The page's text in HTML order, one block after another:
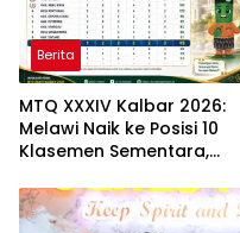
Berita
MTQ XXXIV Kalbar 2026:
Melawi Naik ke Posisi 10
Klasemen Sementara,
Peringkat Lebih Baik
Berlanjut